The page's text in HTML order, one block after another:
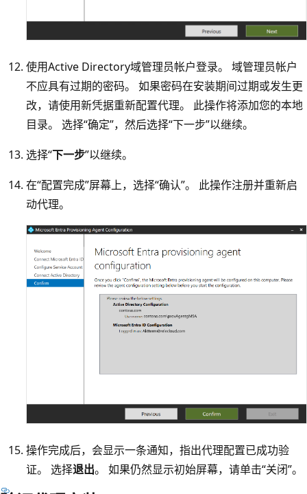
使用Active Directory域管理员帐户登录。 域管理员帐户
不应具有过期的密码。 如果密码在安装期间过期或发生更
改，请使用新凭据重新配置代理。 此操作将添加您的本地
目录。 选择“确定”，然后选择“下一步”以继续。
选择“下一步”以继续。
在“配置完成”屏幕上，选择“确认”。 此操作注册并重新启
动代理。
操作完成后，会显示一条通知，指出代理配置已成功验
证。 选择退出。 如果仍然显示初始屏幕，请单击“关闭”。